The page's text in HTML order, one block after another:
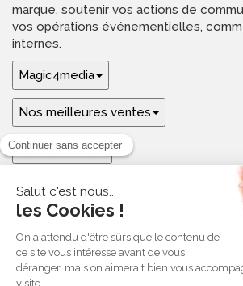
marque, soutenir vos actions de
vos opérations événementielles,
internes.
Magic4media
Nos meilleures ventes
Guides & aide
Ressources & inspirations